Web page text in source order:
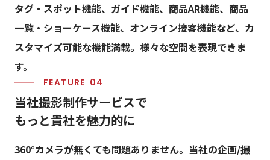
タグ・スポット機能、ガイド機能、商品AR機能、商品
一覧・ショーケース機能、オンライン接客機能など、カ
スタマイズ可能な機能満載。様々な空間を表現できま
す。
FEATURE
当社撮影制作サービスで
もっと貴社を魅力的に
360°カメラが無くても問題ありません。当社の企画/撮